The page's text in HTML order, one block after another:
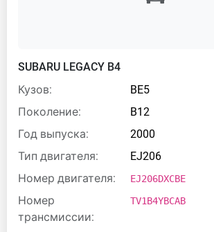
SUBARU LEGACY B4
Кузов:
BE5
Поколение:
B12
Год выпуска:
2000
Тип двигателя:
EJ206
Номер двигателя:
EJ206DXCBE
Номер
трансмиссии:
TV1B4YBCAB